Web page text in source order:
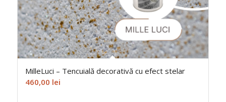
MilleLuci – Tencuială decorativă cu efect stelar
460,00 lei